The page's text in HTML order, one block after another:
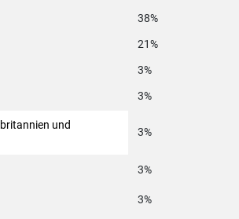
38%
21%
3%
3%
3%
3%
3%